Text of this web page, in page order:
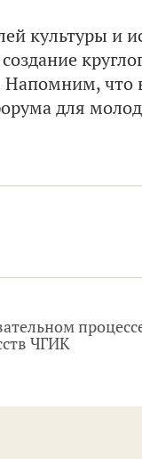
культуры и
Напомним,
для
ЧГИК